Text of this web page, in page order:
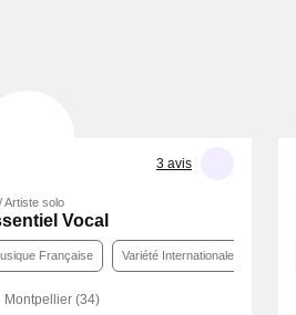
3 avis
Artiste solo
Vocal
Française Variété Internationale
Montpellier (34)